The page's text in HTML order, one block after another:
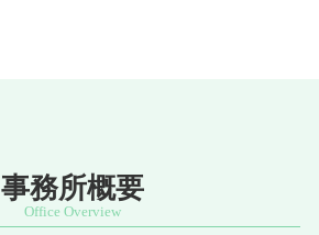
事務所概要